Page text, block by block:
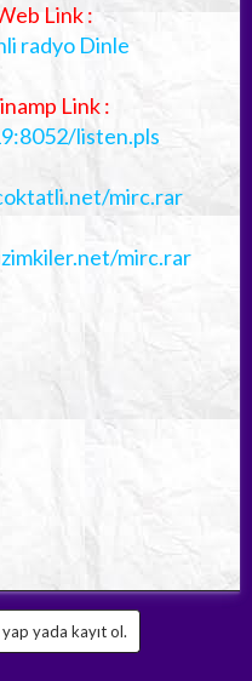
Link :
radyo Dinle
Link :
listen.pls
mirc.rar
mirc.rar
yada kayıt ol.